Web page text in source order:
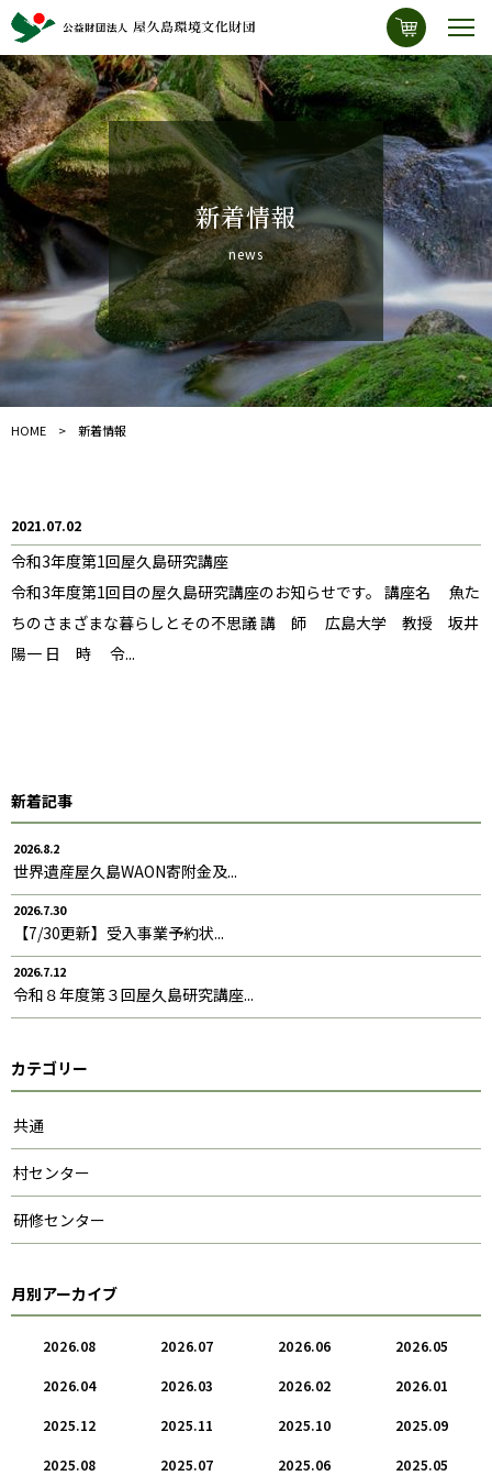
新着情報
news
HOME 新着情報
2021.07.02
令和3年度第1回屋久島研究講座
令和3年度第1回目の屋久島研究講座のお知らせです。 講座名 魚た
ちのさまざまな暮らしとその不思議 講 師 広島大学 教授 坂井
陽一 日 時 令...
新着記事
2026.8.2
世界遺産屋久島WAON寄附金及...
2026.7.30
【7/30更新】受入事業予約状...
2026.7.12
令和８年度第３回屋久島研究講座...
カテゴリー
共通
村センター
研修センター
月別アーカイブ
2026.08 2026.07 2026.06 2026.05
2026.04 2026.03 2026.02 2026.01
2025.12 2025.11 2025.10 2025.09
2025.08 2025.07 2025.06 2025.05